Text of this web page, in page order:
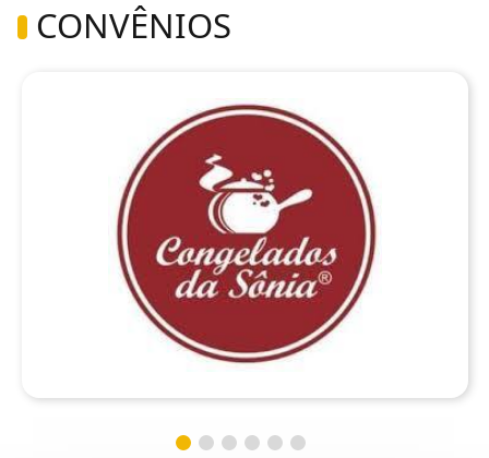
CONVÊNIOS